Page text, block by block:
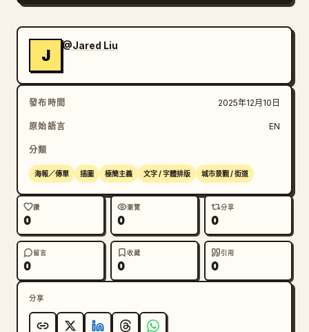
J
@Jared Liu
發布時間 2025年12月10日
原始語言 EN
分類
海報／傳單 插圖 極簡主義 文字 / 字體排版 城市景觀 / 街道
讚
0
瀏覽
0
分享
0
留言
0
收藏
0
引用
0
分享